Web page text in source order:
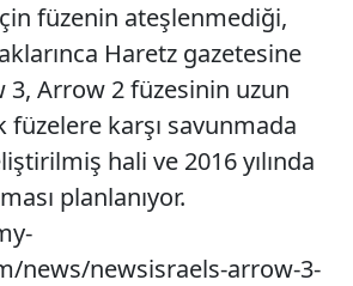
füzenin ateşlenmediği,
Haretz gazetesine
Arrow 2 füzesinin uzun
karşı savunmada
hali ve 2016 yılında
planlanıyor.
news/newsisraels-arrow-3-